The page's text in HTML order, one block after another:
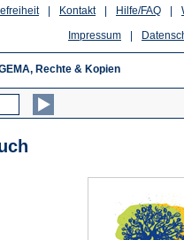
Hilfe/FAQ
Kontakt
Impressum
Rechte & Kopien